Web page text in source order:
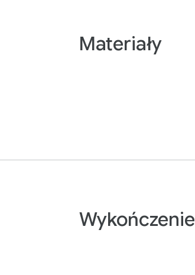
Materiały
Wykończenie